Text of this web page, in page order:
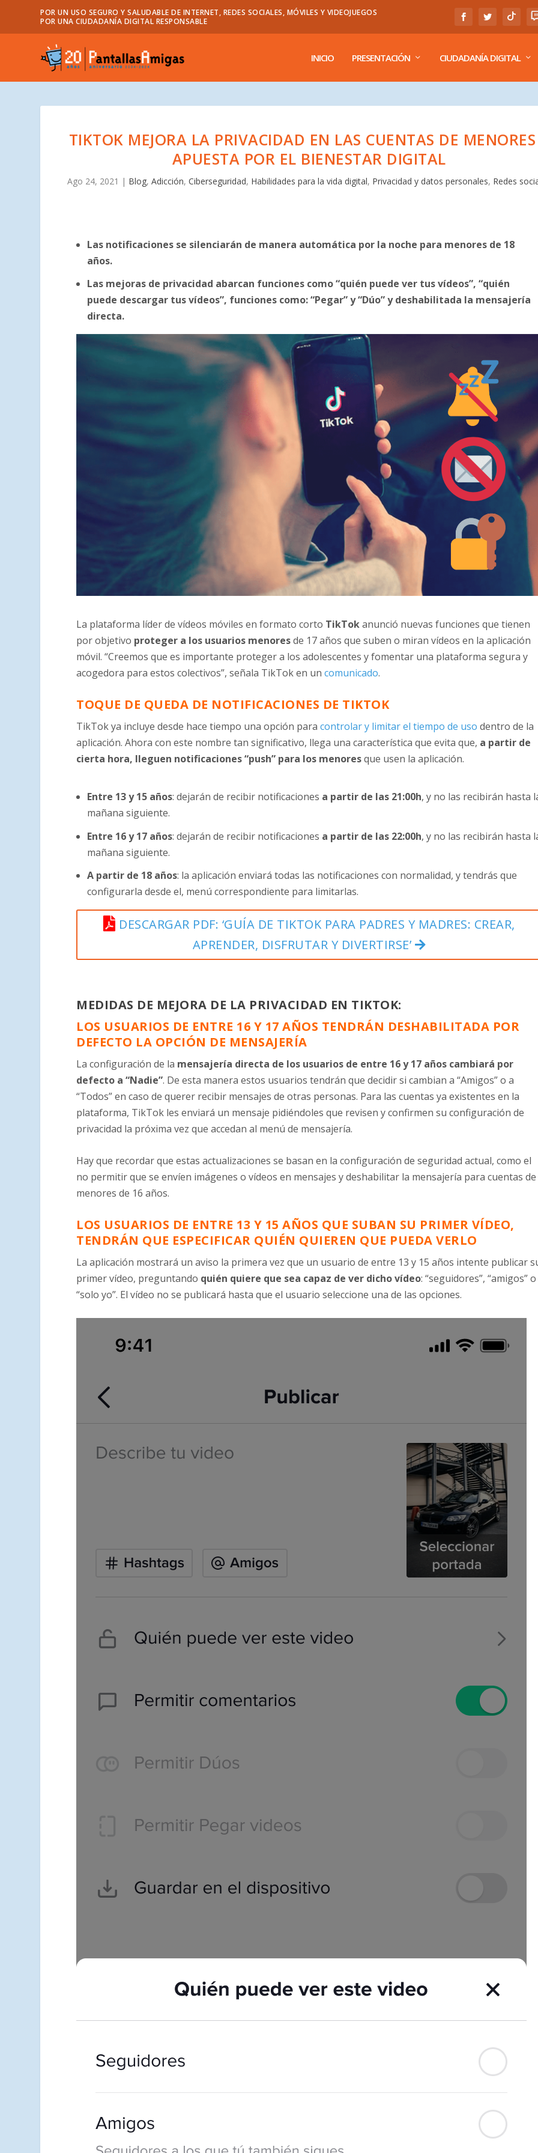
POR UN USO SEGURO Y SALUDABLE DE INTERNET, REDES SOCIALES, MÓVILES Y VIDEOJUEGOS
POR UNA CIUDADANÍA DIGITAL RESPONSABLE
INICIO PRESENTACIÓN CIUDADANÍA DIGITAL
TIKTOK MEJORA LA PRIVACIDAD EN LAS CUENTAS DE
APUESTA POR EL BIENESTAR DIGITAL
Ago 24, 2021 | Blog,Adicción,Ciberseguridad, Habilidades para la vida digital, Privacidad y datos personales, Redes
Las notificaciones se silenciarán de manera automática por la noche para menores de 18
años.
Las mejoras de privacidad abarcan funciones como “quién puede ver tus vídeos”, “quién
puede descargar tus vídeos”, funciones como: “Pegar” y “Dúo” y deshabilitada la mensajería
directa.
La plataforma líder de vídeos móviles en formato corto TikTokanunció nuevas funciones que tienen
por objetivo proteger a los usuarios menoresde 17 años que suben o miran vídeos en la aplicación
móvil. “Creemos que es importante proteger a los adolescentes y fomentar una plataforma segura y
acogedora para estos colectivos”, señala TikTok en uncomunicado.
TOQUE DE QUEDA DE NOTIFICACIONES DE TIKTOK
TikTok ya incluye desde hace tiempo una opción paracontrolar y limitar el tiempo de uso dentro de la
aplicación. Ahora con este nombre tan significativo, llega una característica que evita que, a partir de
cierta hora, lleguen notificaciones “push” para los menoresque usen la aplicación.
Entre 13 y 15 años: dejarán de recibir notificaciones a partir de las 21:00h, y no las recibirán hasta
mañana siguiente.
Entre 16 y 17 años: dejarán de recibir notificaciones a partir de las 22:00h, y no las recibirán hasta
mañana siguiente.
A partir de 18 años: la aplicación enviará todas las notificaciones con normalidad, y tendrás que
configurarla desde el, menú correspondiente para limitarlas.
DESCARGAR PDF: ‘GUÍA DE TIKTOK PARA PADRES Y MADRES: CREAR,
APRENDER, DISFRUTAR Y DIVERTIRSE’
MEDIDAS DE MEJORA DE LA PRIVACIDAD EN TIKTOK:
LOS USUARIOS DE ENTRE 16 Y 17 AÑOS TENDRÁN DESHABILITADA POR
DEFECTO LA OPCIÓN DE MENSAJERÍA
La configuración de la mensajería directa de los usuarios de entre 16 y 17 años cambiará por
defecto a “Nadie”. De esta manera estos usuarios tendrán que decidir si cambian a “Amigos” o a
“Todos” en caso de querer recibir mensajes de otras personas. Para las cuentas ya existentes en la
plataforma, TikTok les enviará un mensaje pidiéndoles que revisen y confirmen su configuración de
privacidad la próxima vez que accedan al menú de mensajería.
Hay que recordar que estas actualizaciones se basan en la configuración de seguridad actual, como el
no permitir que se envíen imágenes o vídeos en mensajes y deshabilitar la mensajería para cuentas de
menores de 16 años.
LOS USUARIOS DE ENTRE 13 Y 15 AÑOS QUE SUBAN SU PRIMER VÍDEO,
TENDRÁN QUE ESPECIFICAR QUIÉN QUIEREN QUE PUEDA VERLO
La aplicación mostrará un aviso la primera vez que un usuario de entre 13 y 15 años intente publicar
primer vídeo, preguntando quién quiere que sea capaz de ver dicho vídeo: “seguidores”, “amigos” o
“solo yo”. El vídeo no se publicará hasta que el usuario seleccione una de las opciones.